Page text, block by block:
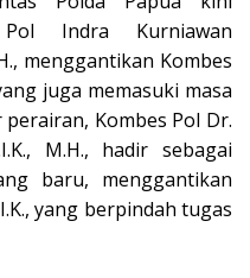
Indra Kurniawan
menggantikan Kombes
juga memasuki masa
Kombes Pol Dr.
M.H., hadir sebagai
baru, menggantikan
yang berpindah tugas